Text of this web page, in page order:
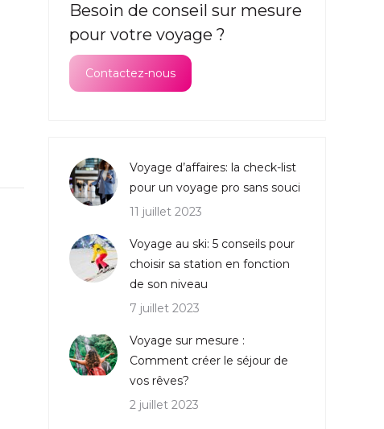
Besoin de conseil sur mesure
pour votre voyage ?
Contactez-nous
Voyage d’affaires: la check-list
pour un voyage pro sans souci
11 juillet 2023
Voyage au ski: 5 conseils pour
choisir sa station en fonction
de son niveau
7 juillet 2023
Voyage sur mesure :
Comment créer le séjour de
vos rêves?
2 juillet 2023